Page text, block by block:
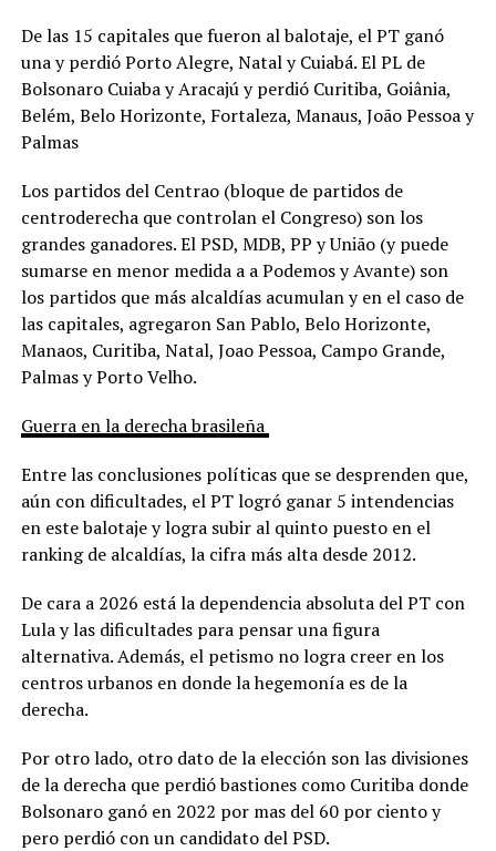
De las 15 capitales que fueron al balotaje, el PT ganó
una y perdió Porto Alegre, Natal y Cuiabá. El PL de
Bolsonaro Cuiaba y Aracajú y perdió Curitiba, Goiânia,
Belém, Belo Horizonte, Fortaleza, Manaus, João Pessoa y
Palmas
Los partidos del Centrao (bloque de partidos de
centroderecha que controlan el Congreso) son los
grandes ganadores. El PSD, MDB, PP y União (y puede
sumarse en menor medida a a Podemos y Avante) son
los partidos que más alcaldías acumulan y en el caso de
las capitales, agregaron San Pablo, Belo Horizonte,
Manaos, Curitiba, Natal, Joao Pessoa, Campo Grande,
Palmas y Porto Velho.
Guerra en la derecha brasileña
Entre las conclusiones políticas que se desprenden que,
aún con dificultades, el PT logró ganar 5 intendencias
en este balotaje y logra subir al quinto puesto en el
ranking de alcaldías, la cifra más alta desde 2012.
De cara a 2026 está la dependencia absoluta del PT con
Lula y las dificultades para pensar una figura
alternativa. Además, el petismo no logra creer en los
centros urbanos en donde la hegemonía es de la
derecha.
Por otro lado, otro dato de la elección son las divisiones
de la derecha que perdió bastiones como Curitiba donde
Bolsonaro ganó en 2022 por mas del 60 por ciento y
pero perdió con un candidato del PSD.